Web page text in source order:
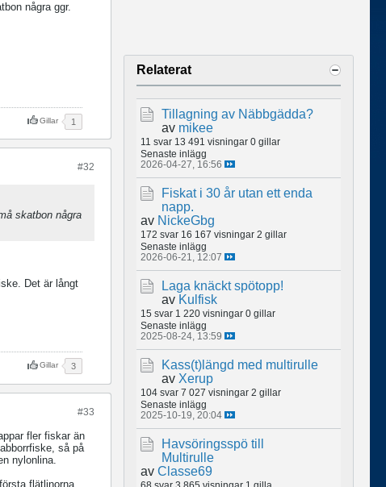
några ggr.
Gillar 1
#32
skatbon några
Det är långt
Gillar 3
#33
fler fiskar än
så på
nylonlina.
flätlinorna
Relaterat
Tillagning av Näbbgädda?
av mikee
11 svar 13 491 visningar 0 gillar
Senaste inlägg
2026-04-27, 16:56
Fiskat i 30 år utan ett enda
napp.
av NickeGbg
172 svar 16 167 visningar 2 gillar
Senaste inlägg
2026-06-21, 12:07
Laga knäckt spötopp!
av Kulfisk
15 svar 1 220 visningar 0 gillar
Senaste inlägg
2025-08-24, 13:59
Kass(t)längd med multirulle
av Xerup
104 svar 7 027 visningar 2 gillar
Senaste inlägg
2025-10-19, 20:04
Havsöringsspö till
Multirulle
av Classe69
68 svar 3 865 visningar 1 gilla